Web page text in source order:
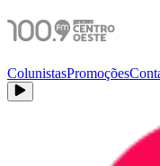
ColunistasPromoções